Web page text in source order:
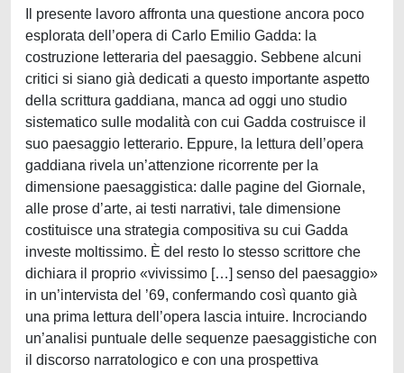
Il presente lavoro affronta una questione ancora poco
esplorata dell’opera di Carlo Emilio Gadda: la
costruzione letteraria del paesaggio. Sebbene alcuni
critici si siano già dedicati a questo importante aspetto
della scrittura gaddiana, manca ad oggi uno studio
sistematico sulle modalità con cui Gadda costruisce il
suo paesaggio letterario. Eppure, la lettura dell’opera
gaddiana rivela un’attenzione ricorrente per la
dimensione paesaggistica: dalle pagine del Giornale,
alle prose d’arte, ai testi narrativi, tale dimensione
costituisce una strategia compositiva su cui Gadda
investe moltissimo. È del resto lo stesso scrittore che
dichiara il proprio «vivissimo […] senso del paesaggio»
in un’intervista del ’69, confermando così quanto già
una prima lettura dell’opera lascia intuire. Incrociando
un’analisi puntuale delle sequenze paesaggistiche con
il discorso narratologico e con una prospettiva